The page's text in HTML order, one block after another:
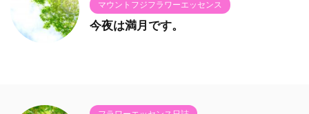
マウントフジフラワーエッセンス
今夜は満月です。